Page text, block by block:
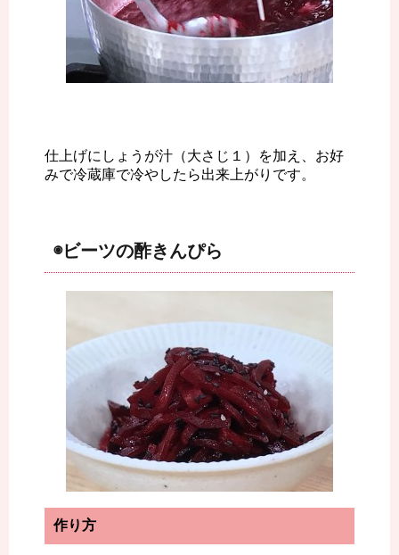
仕上げにしょうが汁（大さじ１）を加え、お好
みで冷蔵庫で冷やしたら出来上がりです。
◉ビーツの酢きんぴら
作り方